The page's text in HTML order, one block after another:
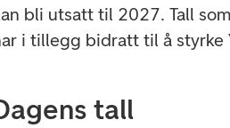
bli utsatt til 2027. Tall
i tillegg bidratt til å styrke
tall